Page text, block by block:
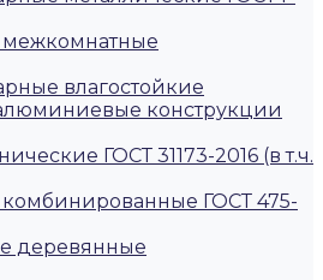
влагостойкие
конструкции
ГОСТ 31173-2016 (в т.ч.
ГОСТ 475-
деревянные